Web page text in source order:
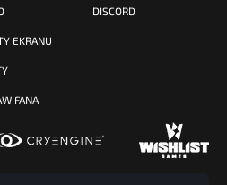
EKRANU
FANA
DISCORD